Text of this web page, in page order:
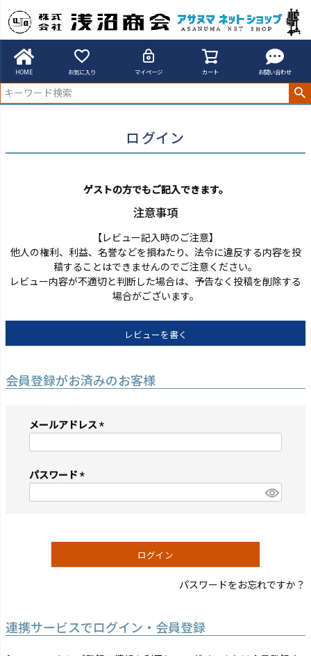
HOME お気に入り マイページ カート お問い合わせ
アサヌマネットショップ
ログイン
ゲストの方でもご記入できます。
注意事項
【レビュー記入時のご注意】
他人の権利、利益、名誉などを損ねたり、法令に違反する内容を投
稿することはできませんのでご注意ください。
レビュー内容が不適切と判断した場合は、予告なく投稿を削除する
場合がございます。
レビューを書く
会員登録がお済みのお客様
メールアドレス
須)
パスワード
須)
ログイン
パスワードをお忘れですか？
連携サービスでログイン・会員登録